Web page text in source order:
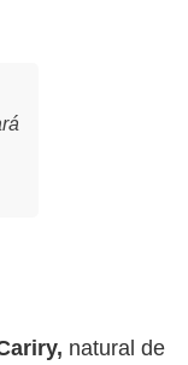
natural de